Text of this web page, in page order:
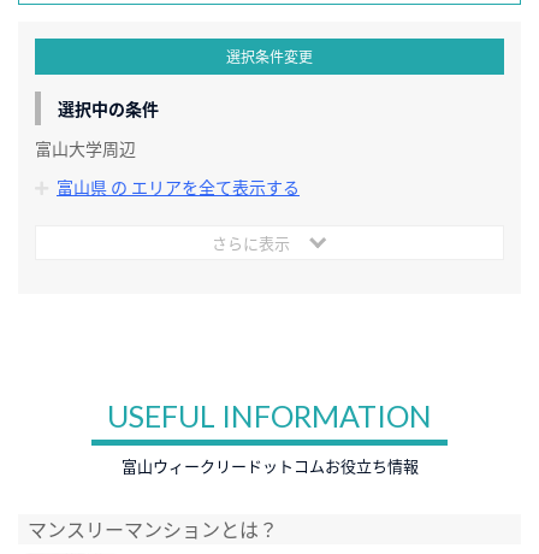
選択条件変更
選択中の条件
富山大学周辺
富山県 の エリアを全て表示する
さらに表示
USEFUL INFORMATION
富山ウィークリードットコムお役立ち情報
マンスリーマンションとは？